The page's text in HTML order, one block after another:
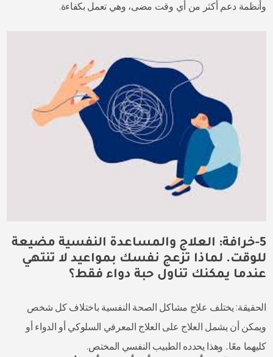
وأنظمة دعم أكثر من أي وقت مضى، وهي تعمل بكفاءة.
5-خرافة: العلاج والمساعدة النفسية مضيعة
للوقت. لماذا تزعج نفسك بمواعيد لا تنتهي
عندما يمكنك تناول حبة دواء فقط؟
الحقيقة: يختلف علاج مشاكل الصحة النفسية باختلاف كل شخص
ويمكن أن يشمل العلاج على العلاج المعرفي السلوكي أو الدواء أو
كليهما معًا.. وهذا يحدده الطبيب النفسي المختص.